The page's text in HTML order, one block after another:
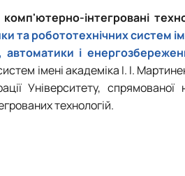
інтегровані
та робототехнічних систем
автоматики і
імені академіка І. І.
Університету,
технологій.